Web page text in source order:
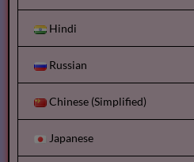
Hindi
Russian
Chinese (Simplified)
Japanese